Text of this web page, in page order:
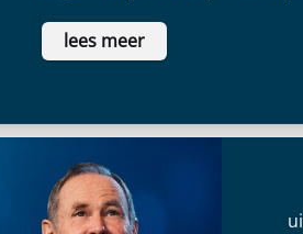
lees meer